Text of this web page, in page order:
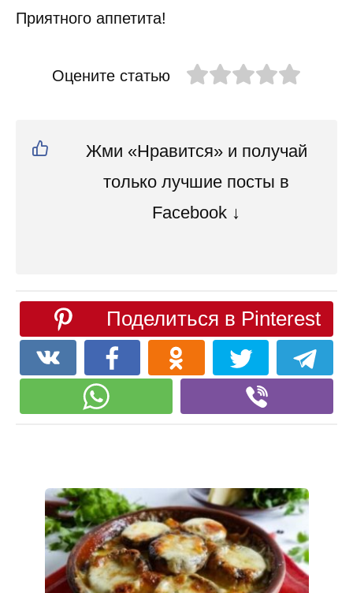
Приятного аппетита!
Оцените статью
Жми «Нравится» и получай
только лучшие посты в
Facebook ↓
Поделиться в Pinterest